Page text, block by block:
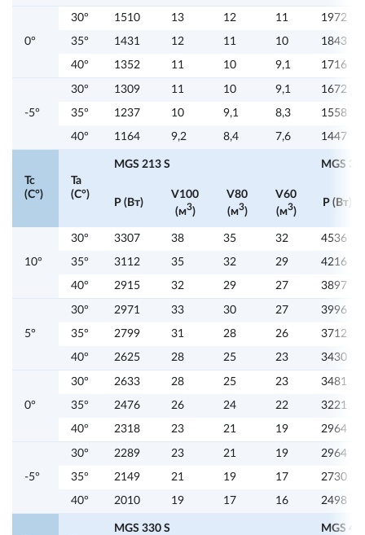
0°
30° 1510 13 12 11 1972
35° 1431 12 11 10 1843
40° 1352 11 10 9,1 1716
-5°
30° 1309 11 10 9,1 1672
35° 1237 10 9,1 8,3 1558
40° 1164 9,2 8,4 7,6 1447
Tc
(C°)
Ta
(C°)
MGS 213 S MGS
P (Вт)
V100
(м3)
V80
(м3)
V60
(м3)
P (Вт)
10°
30° 3307 38 35 32 4536
35° 3112 35 32 29 4216
40° 2915 32 29 27 3897
5°
30° 2971 33 30 27 3996
35° 2799 31 28 26 3712
40° 2625 28 25 23 3430
0°
30° 2633 28 25 23 3481
35° 2476 26 24 22 3221
40° 2318 23 21 19 2964
-5°
30° 2289 23 21 19 2964
35° 2149 21 19 17 2730
40° 2010 19 17 16 2498
MGS 330 S MGS